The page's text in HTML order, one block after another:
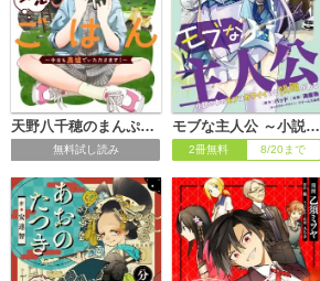
天野八千穂のまんぷく妄想ごはん～今日も廃墟でいただきます！～
無料試し読み
モブな主人公 ～小説の中のモブはカワイイけど問題がある～【分冊版】
2冊無料 8/20まで